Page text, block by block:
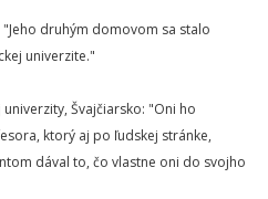
"Jeho druhým domovom sa stalo
univerzite."
Švajčiarsko: "Oni ho
ktorý aj po ľudskej stránke,
dával to, čo vlastne oni do svojho